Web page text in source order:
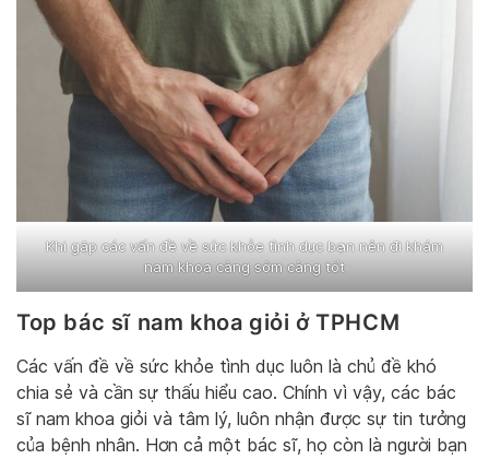
Khi gặp các vấn đề về sức khỏe tình dục bạn nên đi khám
nam khoa càng sớm càng tốt
Top bác sĩ nam khoa giỏi ở TPHCM
Các vấn đề về sức khỏe tình dục luôn là chủ đề khó
chia sẻ và cần sự thấu hiểu cao. Chính vì vậy, các bác
sĩ nam khoa giỏi và tâm lý, luôn nhận được sự tin tưởng
của bệnh nhân. Hơn cả một bác sĩ, họ còn là người bạn